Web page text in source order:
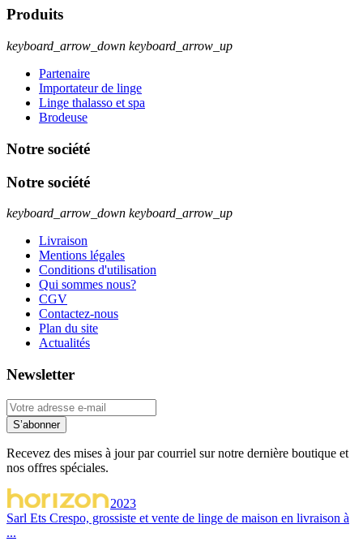
Produits
keyboard_arrow_down keyboard_arrow_up
Partenaire
Importateur de linge
Linge thalasso et spa
Brodeuse
Notre société
Notre société
keyboard_arrow_down keyboard_arrow_up
Livraison
Mentions légales
Conditions d'utilisation
Qui sommes nous?
CGV
Contactez-nous
Plan du site
Actualités
Newsletter
S’abonner
Recevez des mises à jour par courriel sur notre dernière boutique et
nos offres spéciales.
2023
Sarl Ets Crespo, grossiste et vente de linge de maison en livraison à
...